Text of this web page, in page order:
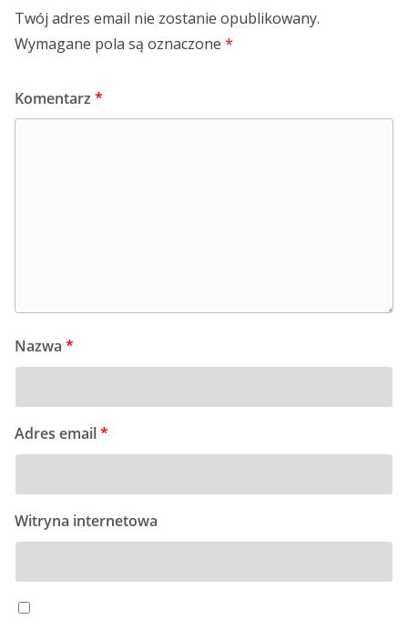
Twój adres email nie zostanie opublikowany.
Wymagane pola są oznaczone *
Komentarz *
Nazwa *
Adres email*
Witryna internetowa